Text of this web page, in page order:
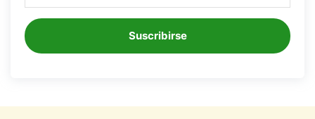
Suscribirse